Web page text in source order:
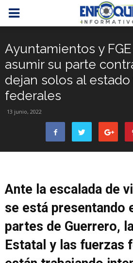
Ayuntamientos y
asumir su parte
dejan solos al estado
federales
13 junio, 2022
Ante la escalada de
se está presentando
partes de Guerrero,
Estatal y las fuerzas